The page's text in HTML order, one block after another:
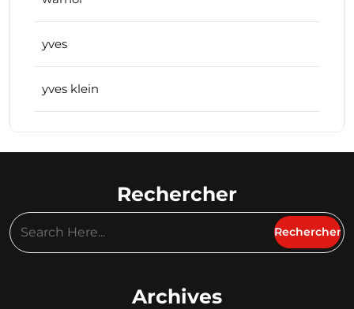
yves
yves klein
Rechercher
Archives